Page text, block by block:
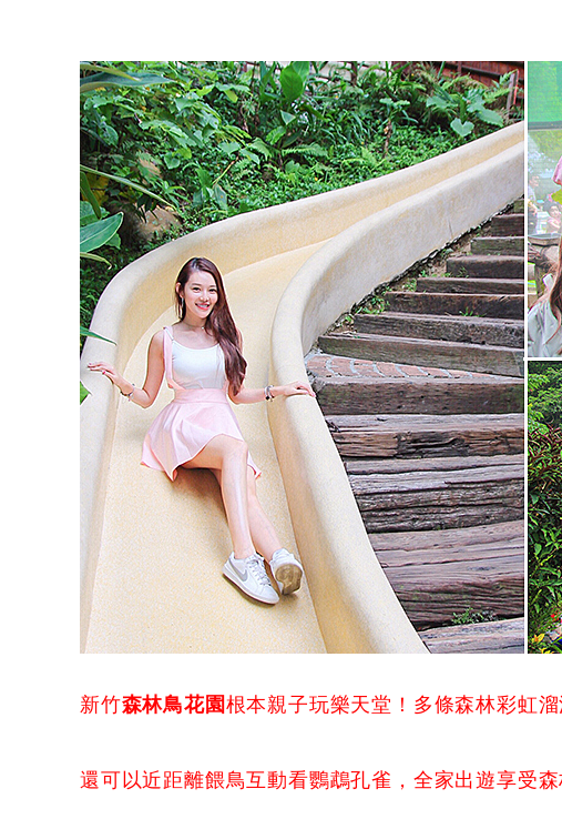
新竹森林鳥花園根本親子玩樂天堂！多條森林彩虹
還可以近距離餵鳥互動看鸚鵡孔雀，全家出遊享受